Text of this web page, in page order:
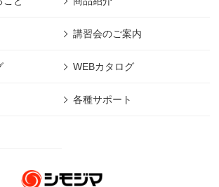
講習会のご案内
WEBカタログ
各種サポート